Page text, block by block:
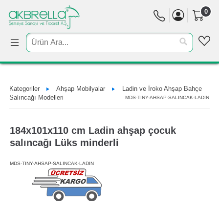
0
Kategoriler Ahşap Mobilyalar
Ladin ve İroko Ahşap Bahçe
Salıncağı Modelleri
MDS-TINY-AHSAP-SALINCAK-LADIN
184x101x110 cm Ladin ahşap çocuk
salıncağı Lüks minderli
MDS-TINY-AHSAP-SALINCAK-LADIN